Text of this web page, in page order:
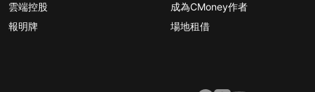
雲端控股
報明牌
成為CMoney作者
場地租借